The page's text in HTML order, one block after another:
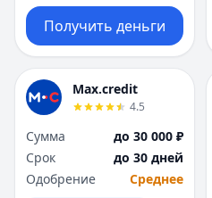
Получить деньги
Max.credit
4.5
Сумма
до 30 000 ₽
Срок
до 30 дней
Одобрение
Среднее